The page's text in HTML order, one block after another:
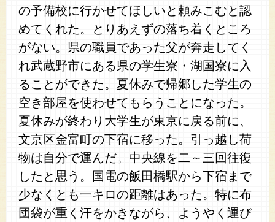
の予備校に行かせてほしいと頼みこむと認
めてくれた。とりあえずの落ち着くところ
がない。県の職員であった父が奔走してく
れ武蔵野市にある県の学生寮・湖国寮に入
ることができた。夏休みで帰郷した学生の
空き部屋を使わせてもらうことになった。
夏休みが終わり大学生が東京に戻る前に、
文京区金富町の下宿に移った。引っ越し荷
物は自分で運んだ。中央線を二～三回往復
したと思う。国電の飯田橋駅から下宿まで
少なくとも一キロの距離はあった。特に布
団袋が重く汗をかきながら、ようやく運び